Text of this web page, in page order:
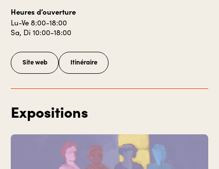
Heures d’ouverture
Lu-Ve 8:00-18:00
Sa, Di 10:00-18:00
Site web Itinéraire
Expositions